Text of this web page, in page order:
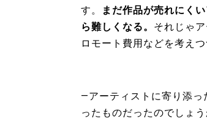
す。
まだ作品が売れにく
ら難しくなる。 それじゃ
ロモート費用などを考え
―アーティストに寄り添っ
ったものだったのでしょう